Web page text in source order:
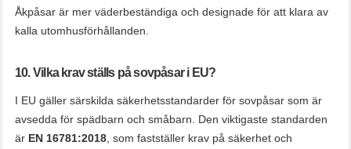
Åkpåsar är mer väderbeständiga och designade för att klara av
kalla utomhusförhållanden.
10. Vilka krav ställs på sovpåsar i EU?
I EU gäller särskilda säkerhetsstandarder för sovpåsar som är
avsedda för spädbarn och småbarn. Den viktigaste standarden
är EN 16781:2018 , som fastställer krav på säkerhet och